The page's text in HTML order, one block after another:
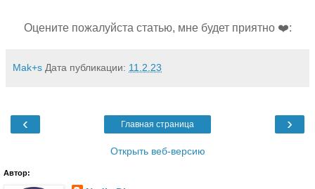
Оцените пожалуйста статью, мне будет приятно ❤️:
Mak+s Дата публикации: 11.2.23
‹ ›
Главная страница
Открыть веб-версию
Автор: